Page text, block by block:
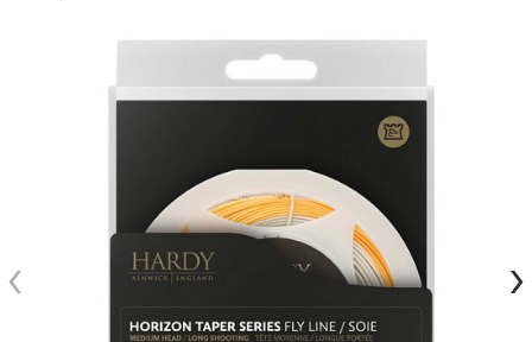
‹ ›